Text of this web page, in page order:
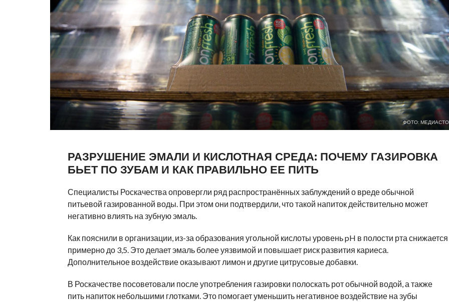
ФОТО:
РАЗРУШЕНИЕ ЭМАЛИ И КИСЛОТНАЯ СРЕДА: ПОЧЕМУ ГАЗИРОВКА
БЬЕТ ПО ЗУБАМ И КАК ПРАВИЛЬНО ЕЕ ПИТЬ
Специалисты Роскачества опровергли ряд распространённых заблуждений о вреде обычной
питьевой газированной воды. При этом они подтвердили, что такой напиток действительно может
негативно влиять на зубную эмаль.
Как пояснили в организации, из-за образования угольной кислоты уровень pH в полости рта снижается
примерно до 3,5. Это делает эмаль более уязвимой и повышает риск развития кариеса.
Дополнительное воздействие оказывают лимон и другие цитрусовые добавки.
В Роскачестве посоветовали после употребления газировки полоскать рот обычной водой, а также
пить напиток небольшими глотками. Это помогает уменьшить негативное воздействие на зубы